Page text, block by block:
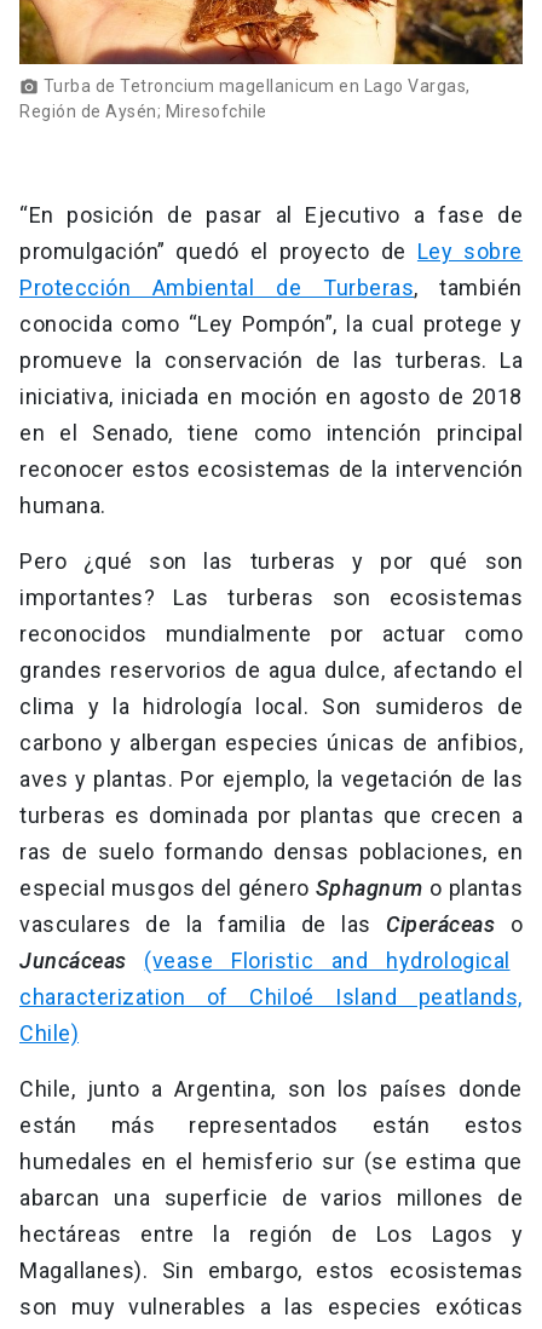
photo_camera Turba de Tetroncium magellanicum en Lago Vargas,
Región de Aysén; Miresofchile
“En posición de pasar al Ejecutivo a fase de
promulgación” quedó el proyecto de Ley sobre
Protección Ambiental de Turberas, también
conocida como “Ley Pompón”, la cual protege y
promueve la conservación de las turberas. La
iniciativa, iniciada en moción en agosto de 2018
en el Senado, tiene como intención principal
reconocer estos ecosistemas de la intervención
humana.
Pero ¿qué son las turberas y por qué son
importantes? Las turberas son ecosistemas
reconocidos mundialmente por actuar como
grandes reservorios de agua dulce, afectando el
clima y la hidrología local. Son sumideros de
carbono y albergan especies únicas de anfibios,
aves y plantas. Por ejemplo, la vegetación de las
turberas es dominada por plantas que crecen a
ras de suelo formando densas poblaciones, en
especial musgos del género Sphagnum o plantas
vasculares de la familia de las Ciperáceas o
Juncáceas
(vease Floristic and hydrological
characterization of Chiloé Island peatlands,
Chile)
Chile, junto a Argentina, son los países donde
están más representados están estos
humedales en el hemisferio sur (se estima que
abarcan una superficie de varios millones de
hectáreas entre la región de Los Lagos y
Magallanes). Sin embargo, estos ecosistemas
son muy vulnerables a las especies exóticas